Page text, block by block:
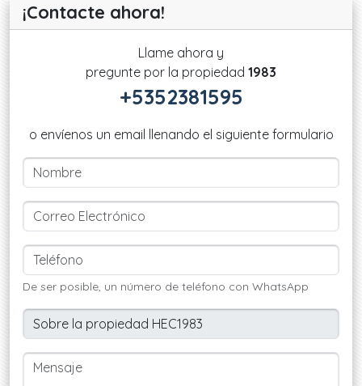
¡Contacte ahora!
Llame ahora y
pregunte por la propiedad 1983
+5352381595
o envíenos un email llenando el siguiente formulario
De ser posible, un número de teléfono con WhatsApp